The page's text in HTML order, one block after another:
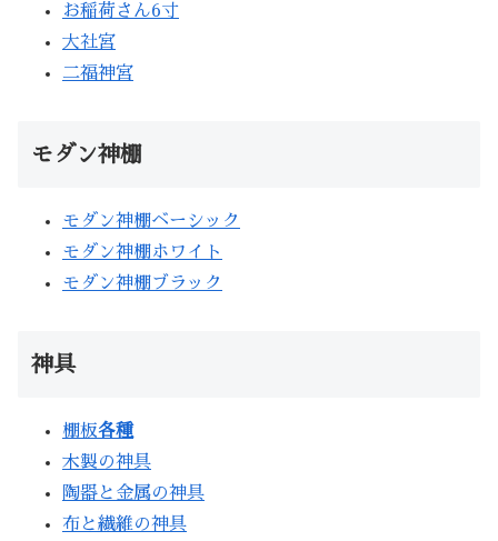
お稲荷さん6寸
大社宮
二福神宮
モダン神棚
モダン神棚ベーシック
モダン神棚ホワイト
モダン神棚ブラック
神具
棚板各種
木製の神具
陶器と金属の神具
布と繊維の神具